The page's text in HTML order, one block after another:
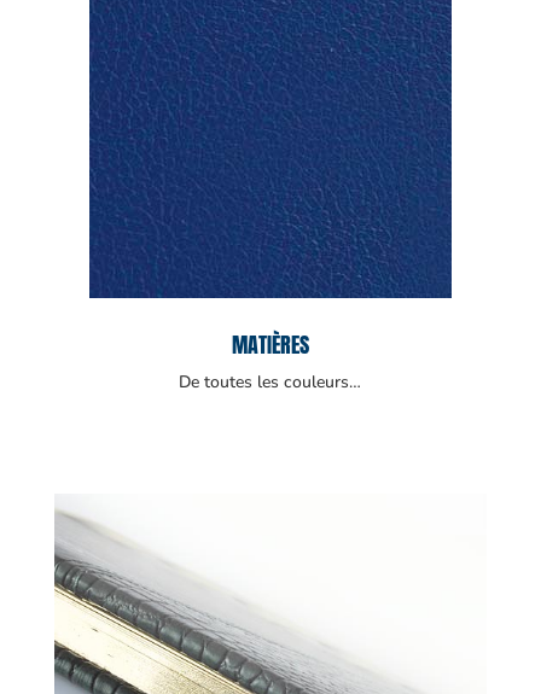
MATIÈRES
De toutes les couleurs…